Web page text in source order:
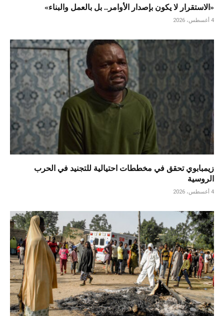
«الاستقرار لا يكون بإصدار الأوامر.. بل بالعمل والبناء»
4 أغسطس، 2026
زيمبابوي تحقق في مخططات احتيالية للتجنيد في الحرب
الروسية
4 أغسطس، 2026